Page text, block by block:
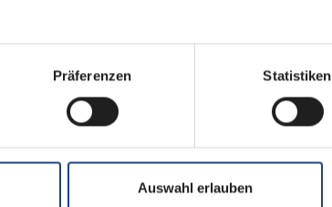
Präferenzen Statistiken
Auswahl erlauben